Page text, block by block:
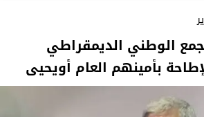
الوطني الديمقراطي
بأمينهم العام أويحيى